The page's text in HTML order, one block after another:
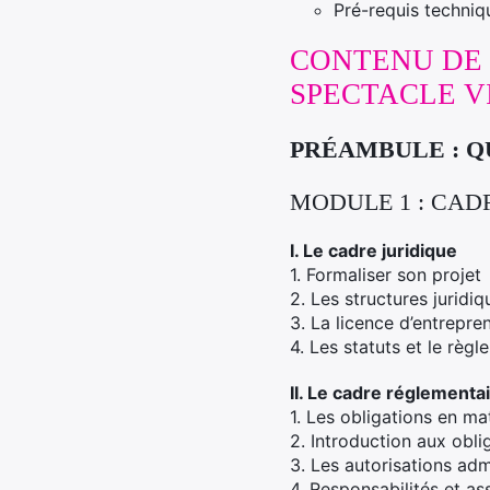
Pré-requis
CONTENU
SPECTACLE
PRÉAMBULE :
MODULE 1 :
I. Le cadre juridique
1. Formaliser son projet
2. Les structures
3. La licence
4. Les statuts et le
II. Le cadre
1. Les obligations en
2. Introduction aux
3. Les autorisations